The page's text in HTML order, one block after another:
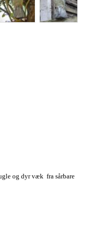
og dyr væk fra sårbare